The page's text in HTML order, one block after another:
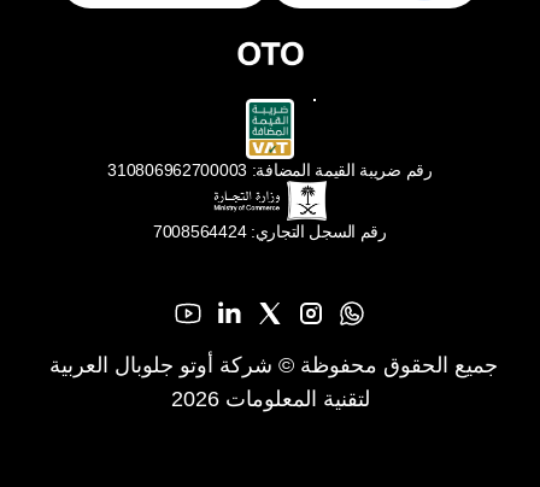
رقم ضريبة القيمة المضافة: 310806962700003
رقم السجل التجاري: 7008564424
لتقنية المعلومات 2026